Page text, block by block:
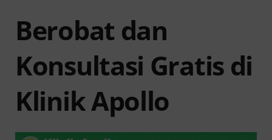
Berobat dan
Konsultasi Gratis di
Klinik Apollo